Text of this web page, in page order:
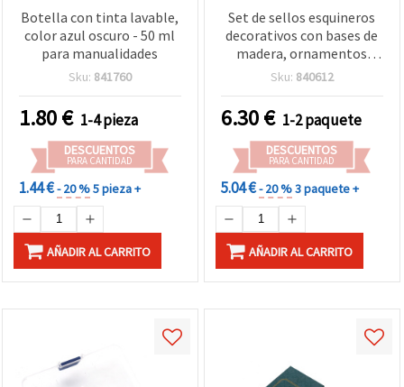
Botella con tinta lavable,
color azul oscuro - 50 ml
para manualidades
Sku: 841760
1.80€ 1-4 pieza
DESCUENTOS
PARA CANTIDAD
1.44 €- 20 %5 pieza +
AÑADIR AL CARRITO
Set de sellos esquineros
decorativos con bases de
madera, ornamentos
florales, 30 x 22 mm, 4
Sku: 840612
6.30€ 1-2 paquete
DESCUENTOS
PARA CANTIDAD
5.04 €- 20 %3 paquete +
AÑADIR AL CARRITO